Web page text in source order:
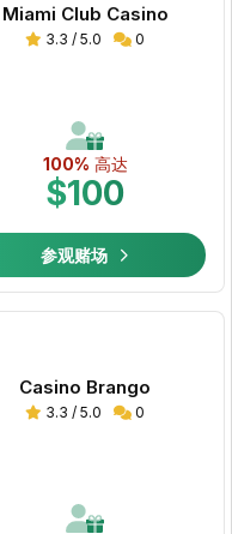
Miami Club Casino
3.3 / 5.0 0
100% 高达
$100
参观赌场
Casino Brango
3.3 / 5.0 0